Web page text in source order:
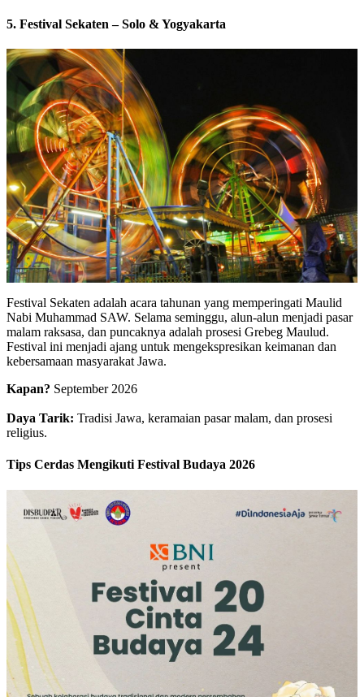
5. Festival Sekaten – Solo & Yogyakarta
Festival Sekaten adalah acara tahunan yang memperingati Maulid
Nabi Muhammad SAW. Selama seminggu, alun-alun menjadi pasar
malam raksasa, dan puncaknya adalah prosesi Grebeg Maulud.
Festival ini menjadi ajang untuk mengekspresikan keimanan dan
kebersamaan masyarakat Jawa.
Kapan? September 2026
Daya Tarik: Tradisi Jawa, keramaian pasar malam, dan prosesi
religius.
Tips Cerdas Mengikuti Festival Budaya 2026